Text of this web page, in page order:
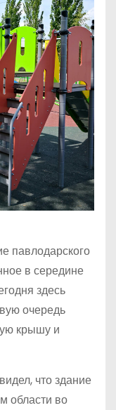
павлодарского
в середине
здесь
очередь
крышу и
что здание
области во